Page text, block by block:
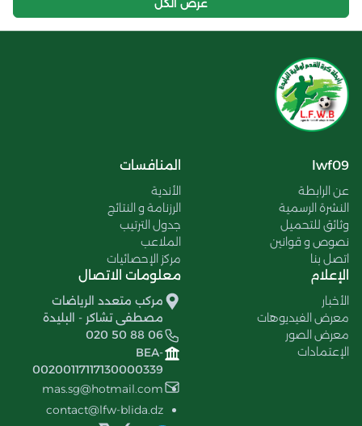
عرض الكل
lwf09
عن الرابطة
النشرة الرسمية
وثائق للتحميل
نصوص و قوانين
اتصل بنا
المنافسات
الأندية
الرزنامة و النتائج
جدول الترتيب
الملاعب
مركز الإحصائيات
الإعلام
الأخبار
معرض الفيديوهات
معرض الصور
الإعتمادات
معلومات الاتصال
مركب متعدد الرياضات
مصطفى تشاكر - البليدة
020 50 88 06
BEA-
00200117117130000339
mas.sg@hotmail.com
contact@lfw-blida.dz